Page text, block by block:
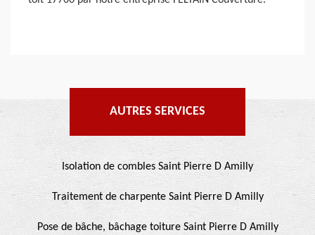
AUTRES SERVICES
Isolation de combles Saint Pierre D Amilly
Traitement de charpente Saint Pierre D Amilly
Pose de bâche, bâchage toiture Saint Pierre D Amilly